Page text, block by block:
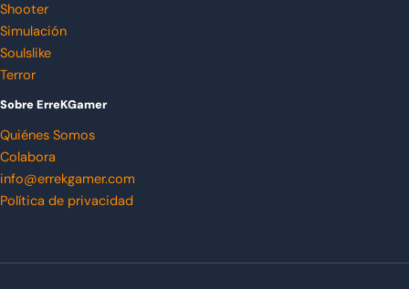
Shooter
Simulación
Soulslike
Terror
Sobre ErreKGamer
Quiénes Somos
Colabora
info@errekgamer.com
Política de privacidad